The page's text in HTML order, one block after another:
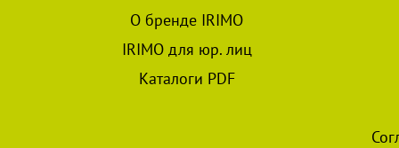
О бренде IRIMO
IRIMO для юр. лиц
Каталоги PDF